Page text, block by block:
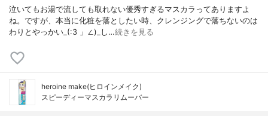
泣いてもお湯で流しても取れない優秀すぎるマスカラってありますよ
ね。ですが、本当に化粧を落としたい時、クレンジングで落ちないのは
わりとやっかい_(:3 」∠)_し…続きを見る
heroine make(ヒロインメイク)
スピーディーマスカラリムーバー